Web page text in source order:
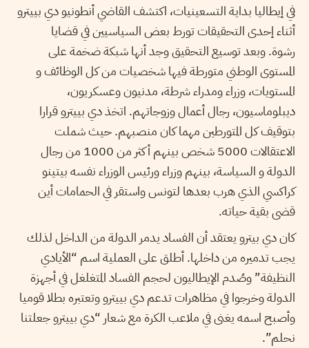
في إيطاليا بداية التسعينيات، اكتشف القاضي أنطونيو دي بييترو
أثناء إحدى التحقيقات تورط بعض السياسيين في قضايا
رشوة. وبعد توسيع التحقيق وجد أنها شبكة ضخمة على
المستوى الوطني متورطة فيها شخصيات من كل الوظائف و
المستويات، وزراء ومدراء شرطة، مدنيون وعسكريون،
ديبلوماسيون، رجال أعمال وزوجاتهم. اتخذ دي بييترو قرارا
بتوقيف كل المتورطين مهما كان منصبهم. حيث شملت
الاعتقالات 5000 شخص بينهم أكثر من 1000 من رجال
الدولة و السياسة، بينهم وزراء ورئيس الوزراء نفسه بيتينو
كراكسي الذي هرب بعدها لتونس واستقر في الحمامات أين
قضى بقية حياته.
كان دي بيترو يعتقد أن الفساد يدمر الدولة من الداخل لذلك
يجب تدميره من داخلها. أطلق على العملية اسم “الأيادي
النظيفة” وصُدم الإيطاليون لحجم الفساد المتغلغل في أجهزة
الدولة وخرجوا في مظاهرات تدعم دي بييترو وتعتبره بطلا قوميا
وأصبح اسمه يغنى في ملاعب الكرة مع شعار “دي بييترو جعلتنا
نحلم”.